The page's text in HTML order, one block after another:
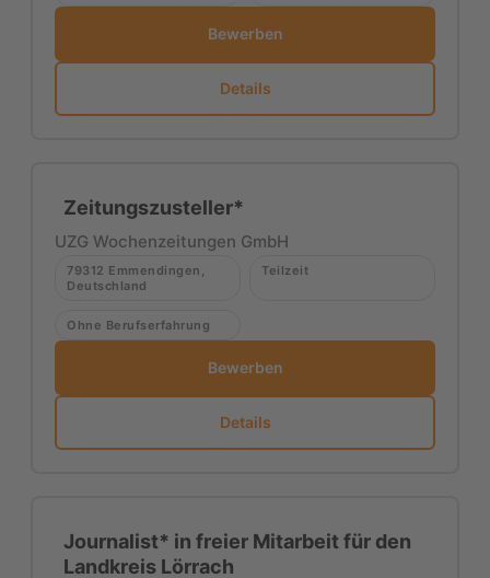
Bewerben
Details
Zeitungszusteller*
UZG Wochenzeitungen GmbH
79312 Emmendingen,
Deutschland
Teilzeit
Ohne Berufserfahrung
Bewerben
Details
Journalist* in freier Mitarbeit für den
Landkreis Lörrach